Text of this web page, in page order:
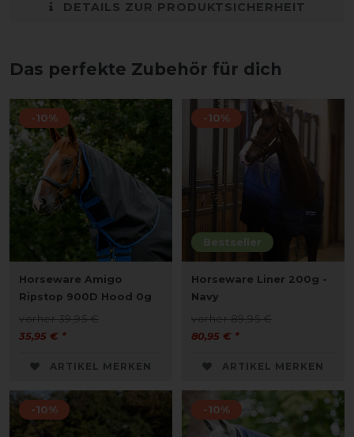
DETAILS ZUR PRODUKTSICHERHEIT
Das perfekte Zubehör für dich
-10%
Horseware Amigo
Ripstop 900D Hood 0g
vorher 39,95 €
35,95 € *
ARTIKEL MERKEN
Bestseller
-10%
Horseware Liner 200g -
Navy
vorher 89,95 €
80,95 € *
ARTIKEL MERKEN
-10% -10%